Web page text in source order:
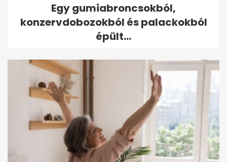
Egy gumiabroncsokból,
konzervdobozokból és palackokból
épült...